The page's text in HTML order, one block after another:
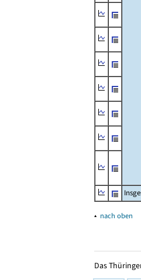
▴ nach oben
Das